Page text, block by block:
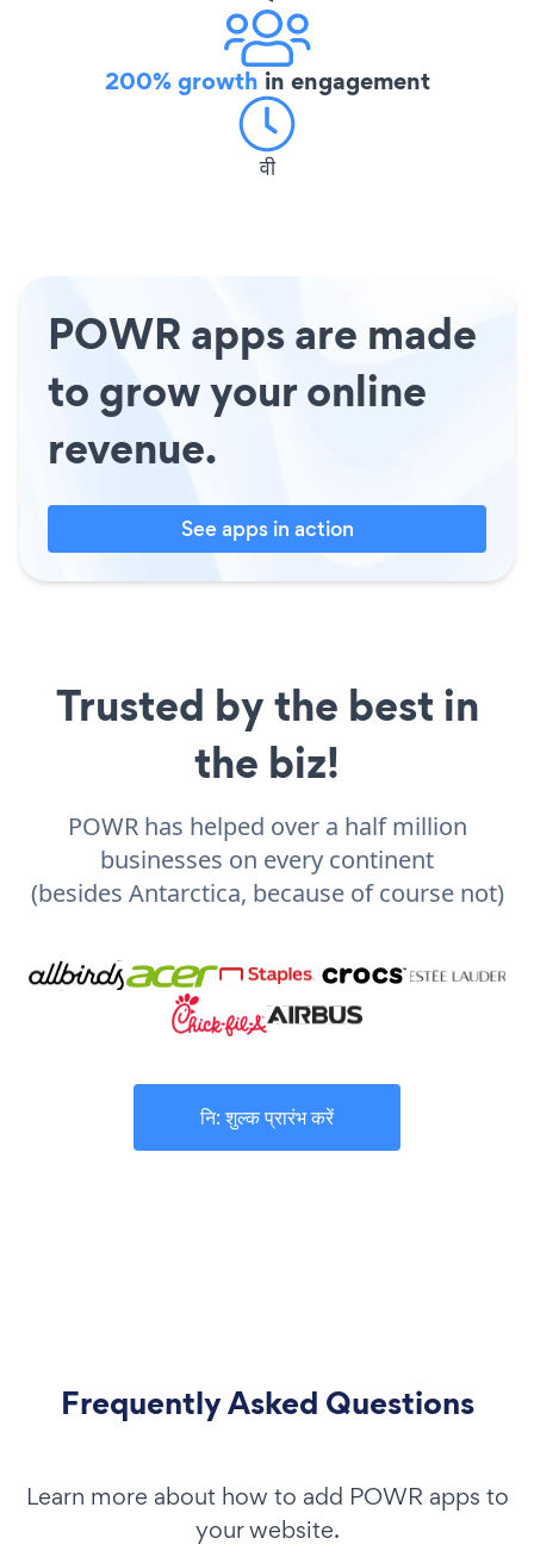
200% growth in engagement
वी
POWR apps are made
to grow your online
revenue.
See apps in action
Trusted by the best in
the biz!
POWR has helped over a half million
businesses on every continent
(besides Antarctica, because of course not)
नि: शुल्क प्रारंभ करें
Frequently Asked Questions
Learn more about how to add POWR apps to
your website.